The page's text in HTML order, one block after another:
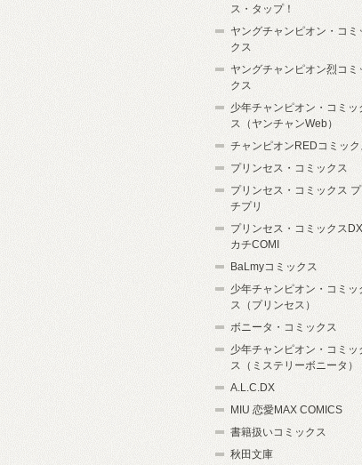
ス・タップ！
ヤングチャンピオン・コミ
クス
ヤングチャンピオン烈コミ
クス
少年チャンピオン・コミッ
ス（ヤンチャンWeb）
チャンピオンREDコミック
プリンセス・コミックス
プリンセス・コミックス プ
チプリ
プリンセス・コミックスDX
カチCOMI
BaLmyコミックス
少年チャンピオン・コミッ
ス（プリンセス）
ボニータ・コミックス
少年チャンピオン・コミッ
ス（ミステリーボニータ）
A.L.C.DX
MIU 恋愛MAX COMICS
書籍扱いコミックス
秋田文庫